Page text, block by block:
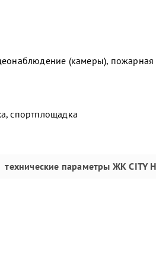
(камеры),
спортплощадка
технические параметры ЖК CITY